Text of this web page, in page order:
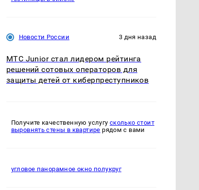
Новости России 3 дня назад
МТС Junior стал лидером рейтинга
решений сотовых операторов для
защиты детей от киберпреступников
Получите качественную услугу сколько стоит
выровнять стены в квартире рядом с вами
угловое панорамное окно полукруг